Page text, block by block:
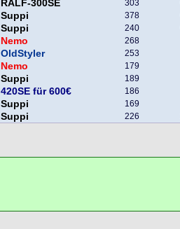
RALF-300SE 303
Suppi 378
Suppi 240
Nemo 268
OldStyler 253
Nemo 179
Suppi 189
420SE für 600€ 186
Suppi 169
Suppi 226